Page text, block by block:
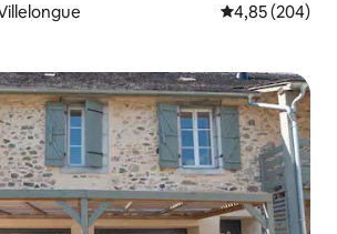
4,85 de uma
4,85 (204)